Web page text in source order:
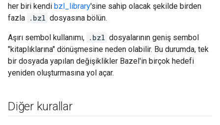
her biri kendi bzl_library'sine sahip olacak şekilde birden
fazla .bzl dosyasına bölün.
Aşırı sembol kullanımı, .bzl dosyalarının geniş sembol
"kitaplıklarına" dönüşmesine neden olabilir. Bu durumda, tek
bir dosyada yapılan değişiklikler Bazel'in birçok hedefi
yeniden oluşturmasına yol açar.
Diğer kurallar